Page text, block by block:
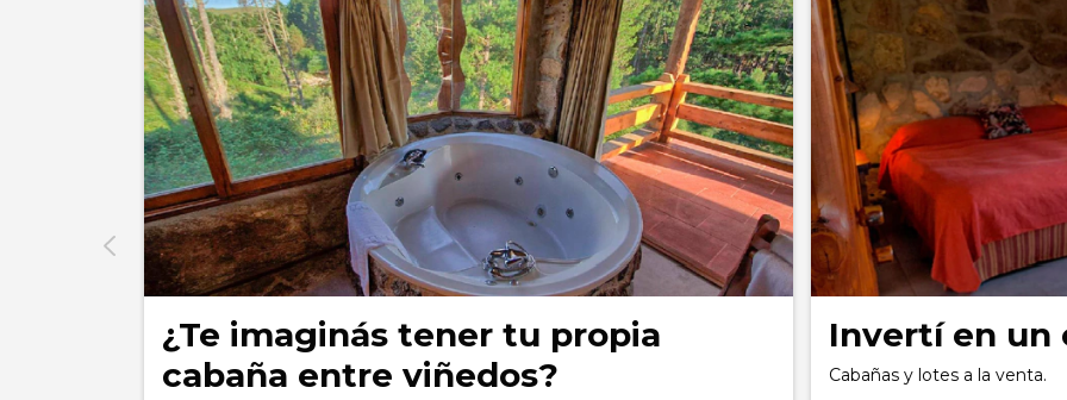
¿Te imaginás tener tu propia
cabaña entre viñedos?
Invertí en un
Cabañas y lotes a la venta.